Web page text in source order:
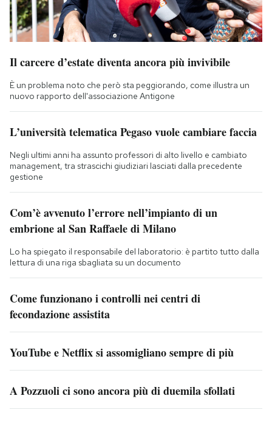
Il carcere d’estate diventa ancora più invivibile
È un problema noto che però sta peggiorando, come illustra un
nuovo rapporto dell'associazione Antigone
L’università telematica Pegaso vuole cambiare faccia
Negli ultimi anni ha assunto professori di alto livello e cambiato
management, tra strascichi giudiziari lasciati dalla precedente
gestione
Com’è avvenuto l’errore nell’impianto di un
embrione al San Raffaele di Milano
Lo ha spiegato il responsabile del laboratorio: è partito tutto dalla
lettura di una riga sbagliata su un documento
Come funzionano i controlli nei centri di
fecondazione assistita
YouTube e Netflix si assomigliano sempre di più
A Pozzuoli ci sono ancora più di duemila sfollati